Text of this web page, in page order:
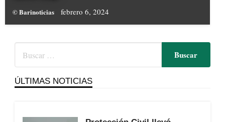
© Barinoticias febrero 6, 2024
ÚLTIMAS NOTICIAS